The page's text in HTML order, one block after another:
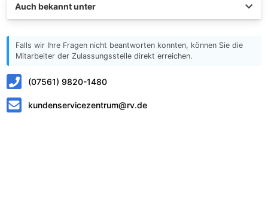
Auch bekannt unter
Falls wir Ihre Fragen nicht beantworten konnten, können Sie die
Mitarbeiter der Zulassungsstelle direkt erreichen.
(07561) 9820-1480
kundenservicezentrum@rv.de